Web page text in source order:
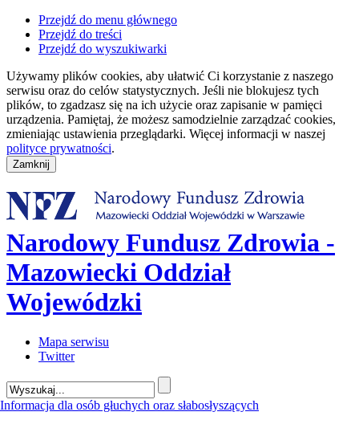
Przejdź do menu głównego
Przejdź do treści
Przejdź do wyszukiwarki
Używamy plików cookies, aby ułatwić Ci korzystanie z naszego
serwisu oraz do celów statystycznych. Jeśli nie blokujesz tych
plików, to zgadzasz się na ich użycie oraz zapisanie w pamięci
urządzenia. Pamiętaj, że możesz samodzielnie zarządzać cookies,
zmieniając ustawienia przeglądarki. Więcej informacji w naszej
polityce prywatności.
Narodowy Fundusz Zdrowia -
Mazowiecki Oddział
Wojewódzki
Mapa serwisu
Twitter